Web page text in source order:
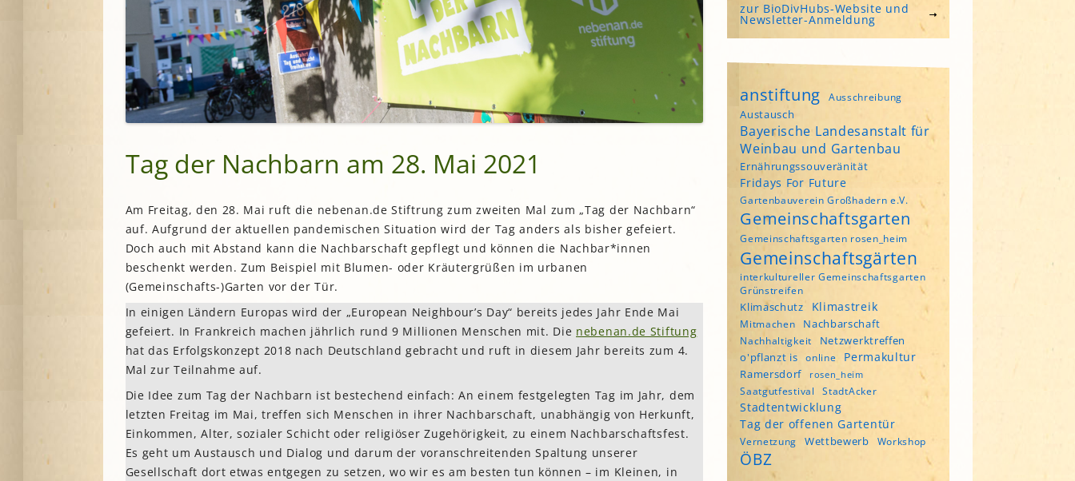
Tag der Nachbarn am 28. Mai 2021
Am Freitag, den 28. Mai ruft die nebenan.de Stiftrung zum zweiten Mal zum „Tag der Nachbarn“
auf. Aufgrund der aktuellen pandemischen Situation wird der Tag anders als bisher gefeiert.
Doch auch mit Abstand kann die Nachbarschaft gepflegt und können die Nachbar*innen
beschenkt werden. Zum Beispiel mit Blumen- oder Kräutergrüßen im urbanen
(Gemeinschafts-)Garten vor der Tür.
In einigen Ländern Europas wird der „European Neighbour’s Day“ bereits jedes Jahr Ende Mai
gefeiert. In Frankreich machen jährlich rund 9 Millionen Menschen mit. Die nebenan.de Stiftung
hat das Erfolgskonzept 2018 nach Deutschland gebracht und ruft in diesem Jahr bereits zum 4.
Mal zur Teilnahme auf.
Die Idee zum Tag der Nachbarn ist bestechend einfach: An einem festgelegten Tag im Jahr, dem
letzten Freitag im Mai, treffen sich Menschen in ihrer Nachbarschaft, unabhängig von Herkunft,
Einkommen, Alter, sozialer Schicht oder religiöser Zugehörigkeit, zu einem Nachbarschaftsfest.
Es geht um Austausch und Dialog und darum der voranschreitenden Spaltung unserer
Gesellschaft dort etwas entgegen zu setzen, wo wir es am besten tun können – im Kleinen, in
zur BioDivHubs-Website und
Newsletter-Anmeldung
anstiftung Ausschreibung
Austausch
Bayerische Landesanstalt für
Weinbau und Gartenbau
Ernährungssouveränität
Fridays For Future
Gartenbauverein Großhadern e.V.
Gemeinschaftsgarten
Gemeinschaftsgarten rosen_heim
Gemeinschaftsgärten
interkultureller Gemeinschaftsgarten
Grünstreifen
Klimaschutz Klimastreik
Mitmachen Nachbarschaft
Nachhaltigkeit
Netzwerktreffen
o'pflanzt is
online Permakultur
Ramersdorf rosen_heim
Saatgutfestival StadtAcker
Stadtentwicklung
Tag der offenen Gartentür
Vernetzung Wettbewerb Workshop
ÖBZ